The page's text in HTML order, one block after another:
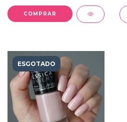
ESGOTADO